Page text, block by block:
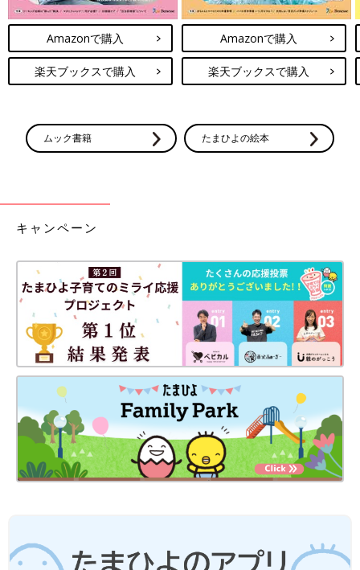
Amazonで購入
楽天ブックスで購入
Amazonで購入
楽天ブックスで購入
ムック書籍 たまひよの絵本
キャンペーン